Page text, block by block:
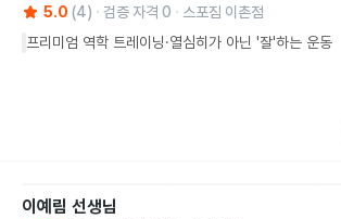
5.0 (4) 검증 자격 0
스포짐 이촌점
프리미엄 역학 트레이닝·열심히가 아닌 '잘'하는 운동
이예림 선생님